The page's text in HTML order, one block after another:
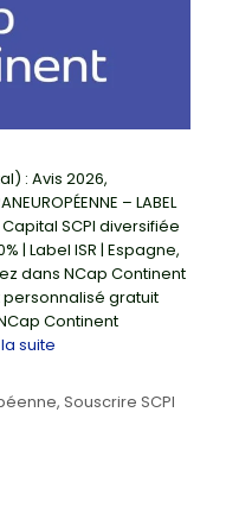
: Avis 2026,
– LABEL
SCPI diversifiée
| Label ISR | Espagne,
dans NCap Continent
gratuit
Continent
suite
, Souscrire SCPI